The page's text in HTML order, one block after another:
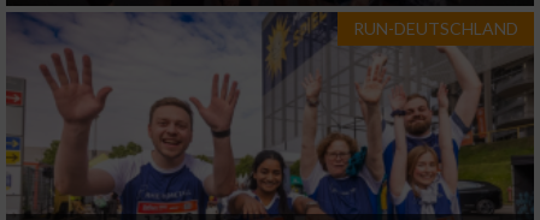
RUN-DEUTSCHLAND